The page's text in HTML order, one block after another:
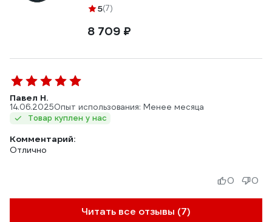
5(7)
8 709 ₽
Павел Н.
14.06.2025Опыт использования: Менее месяца
Товар куплен у нас
Комментарий:
Отлично
Читать все отзывы (7)
0 0